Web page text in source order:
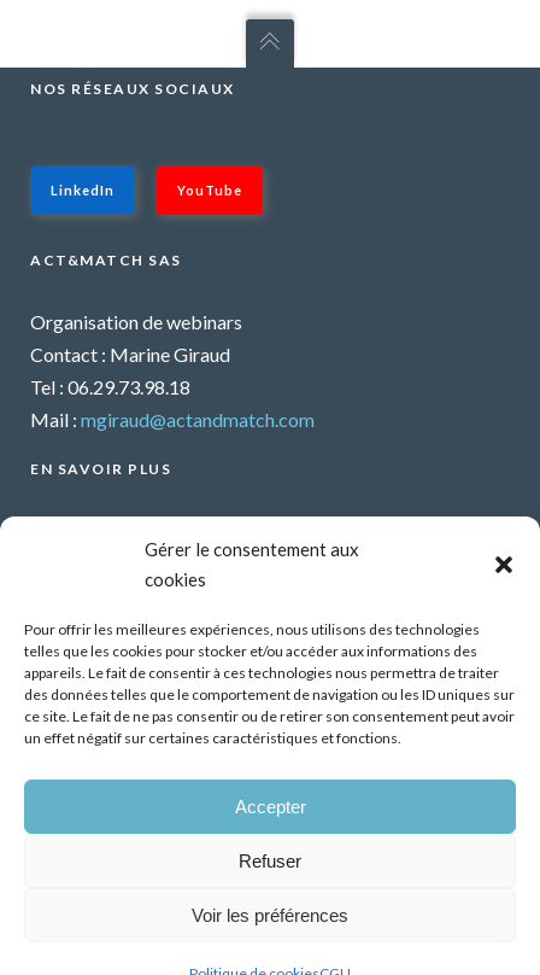
Gérer le consentement aux
cookies
Pour offrir les meilleures expériences, nous utilisons des technologies
telles que les cookies pour stocker et/ou accéder aux informations des
appareils. Le fait de consentir à ces technologies nous permettra de traiter
des données telles que le comportement de navigation ou les ID uniques sur
ce site. Le fait de ne pas consentir ou de retirer son consentement peut avoir
un effet négatif sur certaines caractéristiques et fonctions.
Accepter
Refuser
Voir les préférences
NOS RÉSEAUX SOCIAUX
LinkedIn YouTube
ACT&MATCH SAS
Organisation de webinars
Contact : Marine Giraud
Tel : 06.29.73.98.18
Mail : mgiraud@actandmatch.com
EN SAVOIR PLUS
Organiser un webinar
Mentions légales
CGU
Santé mentale et travail : Comment parler de ses
difficultés psychiques ?
Démonstrateur d’éclairage intelligent dans les